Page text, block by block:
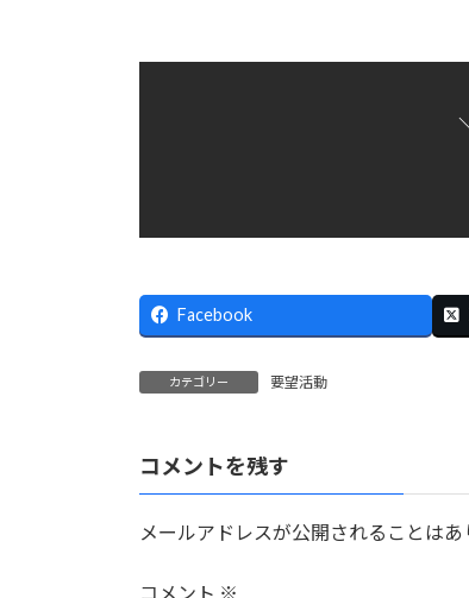
Facebook
カテゴリー 要望活動
コメントを残す
メールアドレスが公開されることはあ
コメント ※